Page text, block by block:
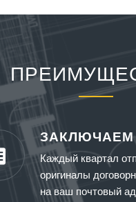
Каждый квартал
оригиналы
на ваш почтовый